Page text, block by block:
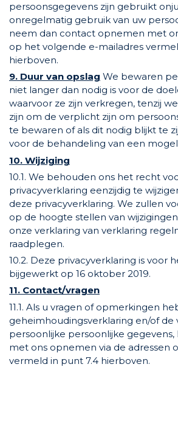
persoonsgegevens zijn gebruikt
onregelmatig gebruik van uw
neem dan contact opnemen met
op het volgende e-mailadres
hierboven.
9. Duur van opslag We bewaren
niet langer dan nodig is voor de
waarvoor ze zijn verkregen, tenzij
zijn om de verplicht zijn om
te bewaren of als dit nodig blijkt te
voor de behandeling van een
10. Wijziging
10.1. We behouden ons het recht
privacyverklaring eenzijdig te
deze privacyverklaring. We zullen
op de hoogte stellen van
onze verklaring van verklaring
raadplegen.
10.2. Deze privacyverklaring is voor
bijgewerkt op 16 oktober 2019.
11. Contact/vragen
11.1. Als u vragen of opmerkingen
geheimhoudingsverklaring en/of de
persoonlijke persoonlijke
met ons opnemen via de adressen
vermeld in punt 7.4 hierboven.